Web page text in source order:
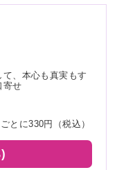
、本心も真実もす
寄せ
とに330円（税込）